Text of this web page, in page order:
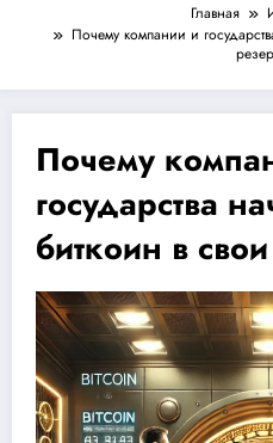
Главная
Почему компании и
Почему
государства
биткоин в